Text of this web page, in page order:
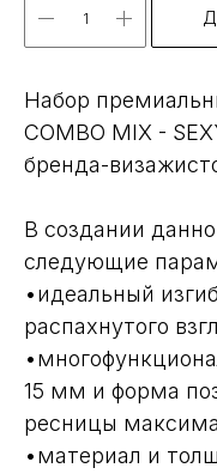
Набор
COMBO MIX -
бренда-
В создании
следующие
•идеальный
распахнутого
15 мм и форма
ресницы
•материал и